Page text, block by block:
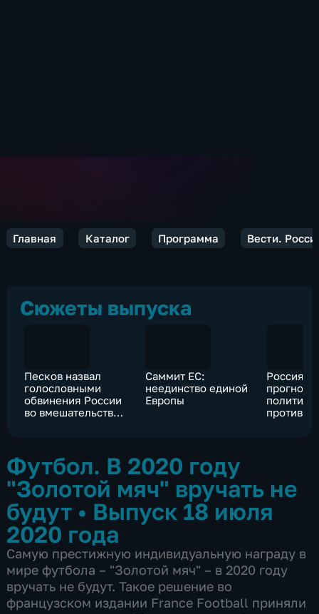
Главная Каталог Программа Вести.
Сюжеты выпуска
Песков назвал
голословными
обвинения России
во вмешательстве в
Саммит ЕС:
неединство единой
Европы
Россия
прогнозы
Футбол. В 2020 году
"Золотой мяч" вручать не
будут • Выпуск 18 июля
2020 года
Самую престижную индивидуальную награду в
мире футбола – "Золотой мяч" – в 2020 году
вручать не будут. Такое решение во
французском издании France Football приняли